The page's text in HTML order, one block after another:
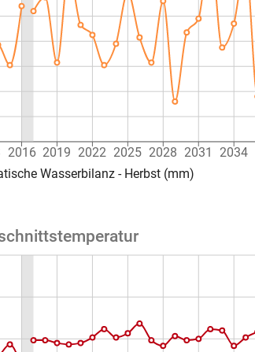
2016 2019 2022 2025 2028 2031 2034
Wasserbilanz - Herbst (mm)